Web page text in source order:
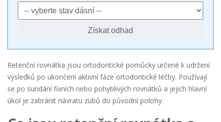
Získat odhad
Retenční rovnátka jsou ortodontické pomůcky určené k udržení
výsledků po ukončení aktivní fáze ortodontické léčby. Používají
se po sundání fixních nebo pohyblivých rovnátků a jejich hlavní
úkol je zabránit návratu zubů do původní polohy.